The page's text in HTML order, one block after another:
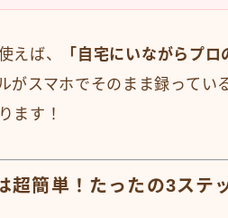
えば、 「自宅にいながらプ
がスマホでそのまま録って
ます！
超簡単！たったの3ステ